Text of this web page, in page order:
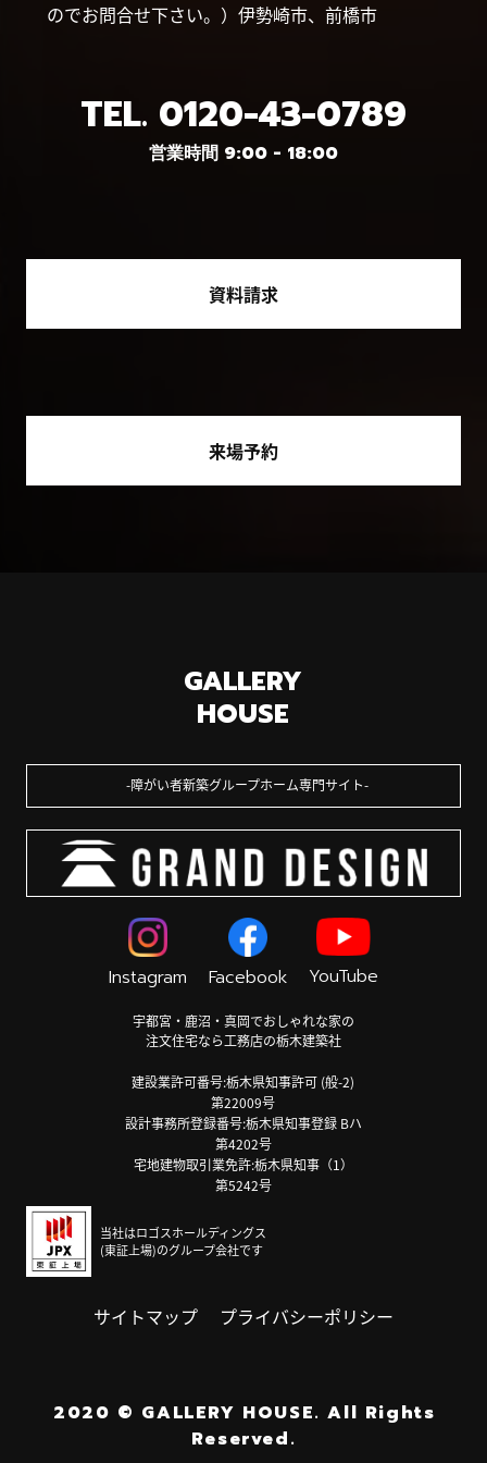
のでお問合せ下さい。）伊勢崎市、前橋市
TEL. 0120-43-0789
営業時間 9:00 - 18:00
資料請求
来場予約
GALLERY
HOUSE
障がい者新築グループホーム専門サイト
Instagram Facebook YouTube
宇都宮・鹿沼・真岡でおしゃれな家の
注文住宅なら工務店の栃木建築社
建設業許可番号:栃木県知事許可 (般-2)
第22009号
設計事務所登録番号:栃木県知事登録 Bハ
第4202号
宅地建物取引業免許:栃木県知事（1）
第5242号
当社はロゴスホールディングス
(東証上場)のグループ会社です
サイトマップ プライバシーポリシー
2020 © GALLERY HOUSE. All Rights
Reserved.